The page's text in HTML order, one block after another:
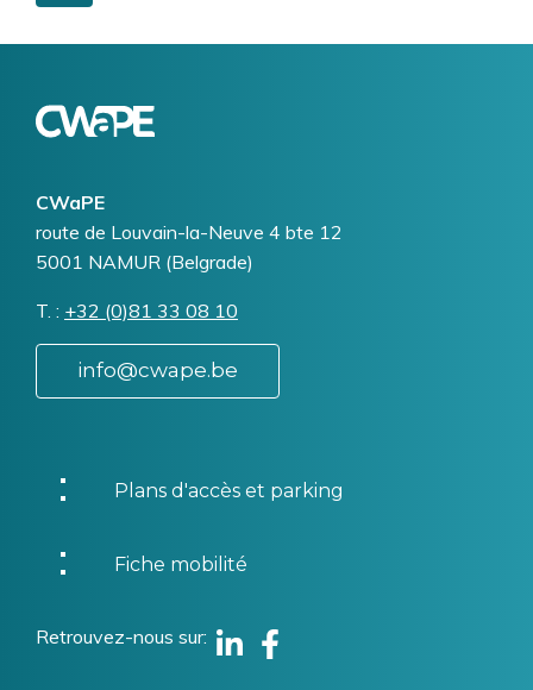
courante
CWaPE
Addresse
route de Louvain-la-Neuve 4 bte 12
5001 NAMUR (Belgrade)
T. Téléphone
+32 (0)81 33 08 10
info@cwape.be
Plans d'accès et parking
Fiche mobilité
Retrouvez-nous sur
Linkedin
Facebook